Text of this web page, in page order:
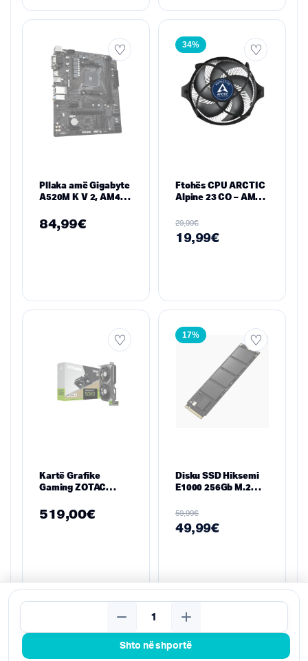
Shto në shportë
Pllaka amë Gigabyte
A520M K V 2, AM4
84,99€
34%
Ftohës CPU ARCTIC
Alpine 23 CO – AMD
PWM, MX-2 Pre-
Applied Thermal
Paste
29,99€
19,99€
Kartë Grafike
Gaming ZOTAC
RTX 5060 Twin Edge
OC – 8GB GDDR7
519,00€
17%
Disku SSD Hiksemi
E1000 256Gb M.2
59,99€
49,99€